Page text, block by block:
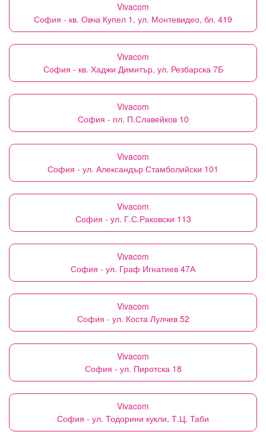
Vivacom
София - кв. Овча Купел 1, ул. Монтевидео, бл. 419
Vivacom
София - кв. Хаджи Димитър, ул. Резбарска 7Б
Vivacom
София - пл. П.Славейков 10
Vivacom
София - ул. Александър Стамболийски 101
Vivacom
София - ул. Г.С.Раковски 113
Vivacom
София - ул. Граф Игнатиев 47А
Vivacom
София - ул. Коста Лулчев 52
Vivacom
София - ул. Пиротска 18
Vivacom
София - ул. Тодорини кукли, Т.Ц. Таби